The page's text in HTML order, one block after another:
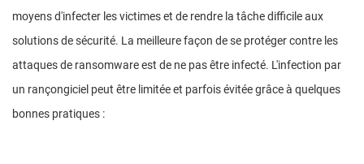
moyens d'infecter les victimes et de rendre la tâche difficile aux
solutions de sécurité. La meilleure façon de se protéger contre les
attaques de ransomware est de ne pas être infecté. L'infection par
un rançongiciel peut être limitée et parfois évitée grâce à quelques
bonnes pratiques :